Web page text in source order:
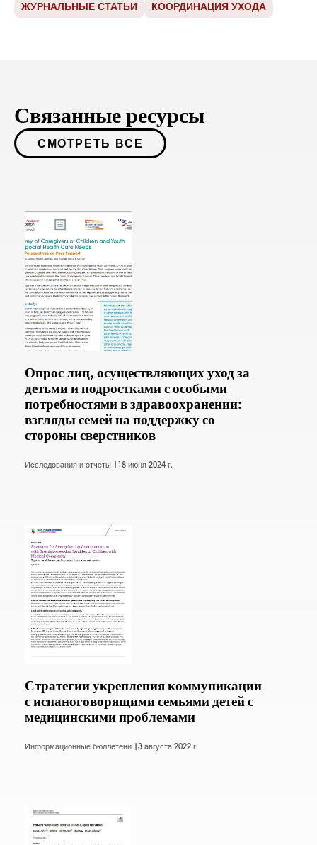
ЖУРНАЛЬНЫЕ СТАТЬИ КООРДИНАЦИЯ УХОДА
Связанные ресурсы
СМОТРЕТЬ ВСЕ
Опрос лиц, осуществляющих уход за
детьми и подростками с особыми
потребностями в здравоохранении:
взгляды семей на поддержку со
стороны сверстников
Исследования и отчеты | 18 июня 2024 г.
Стратегии укрепления коммуникации
с испаноговорящими семьями детей с
медицинскими проблемами
Информационные бюллетени | 3 августа 2022 г.